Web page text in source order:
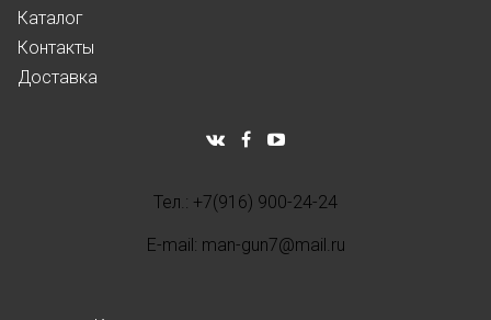
Каталог
Контакты
Доставка
Тел.: +7(916) 900-24-24
E-mail: man-gun7@mail.ru